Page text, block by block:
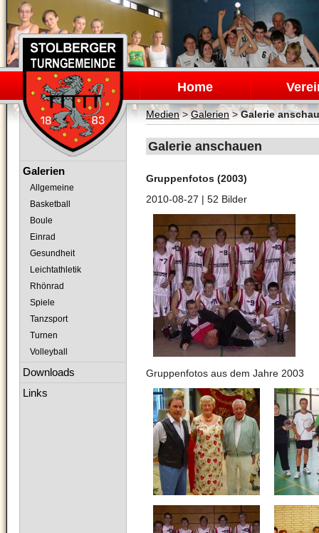
Navigation
überspringen
Home
Medien>Galerien >Galerie
Galerie anschauen
Gruppenfotos (2003)
2010-08-27 | 52 Bilder
Gruppenfotos aus dem Jahre 2003
Navigation
Galerien
Allgemeine
Basketball
Boule
Einrad
Gesundheit
Leichtathletik
Rhönrad
Spiele
Tanzsport
Turnen
Volleyball
Downloads
Links